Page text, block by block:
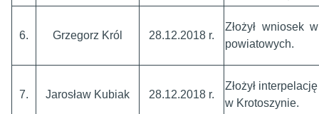
6. Grzegorz Król 28.12.2018 r.
Złożył wniosek
powiatowych.
7. Jarosław Kubiak 28.12.2018 r.
Złożył
w Krotoszynie.